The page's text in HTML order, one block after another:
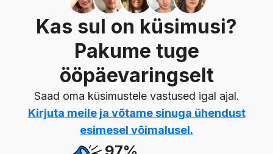
Kas sul on küsimusi?
Pakume tuge
ööpäevaringselt
Saad oma küsimustele vastused igal ajal.
Kirjuta meileja võtame sinuga ühendust
esimesel võimalusel.